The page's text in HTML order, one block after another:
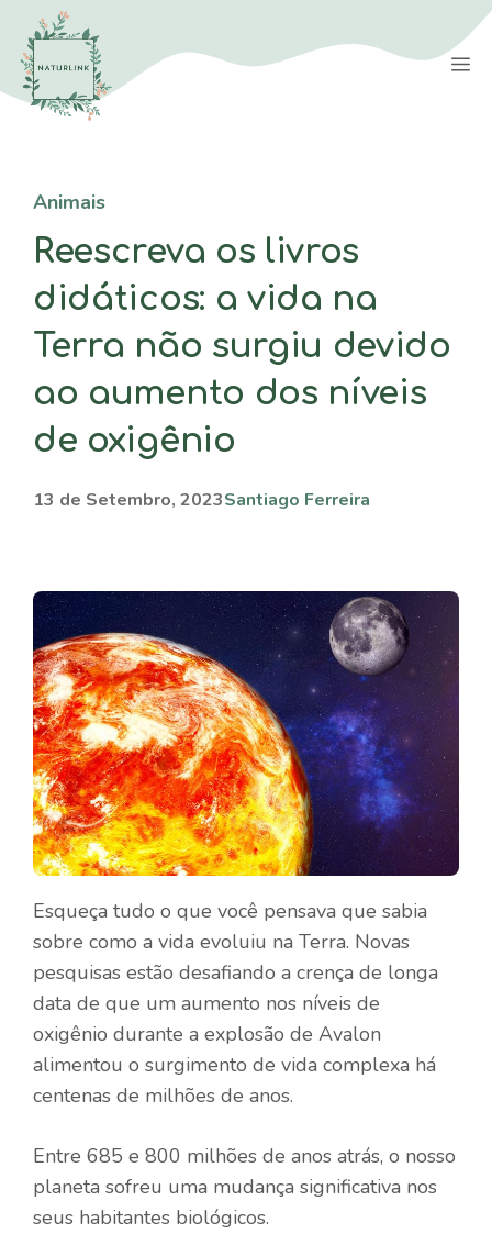
Saltar
para
conteúdo
Animais
Reescreva os livros
didáticos: a vida na
Terra não surgiu devido
ao aumento dos níveis
de oxigênio
13 de Setembro, 2023Santiago Ferreira
Esqueça tudo o que você pensava que sabia
sobre como a vida evoluiu na Terra. Novas
pesquisas estão desafiando a crença de longa
data de que um aumento nos níveis de
oxigênio durante a explosão de Avalon
alimentou o surgimento de vida complexa há
centenas de milhões de anos.
Entre 685 e 800 milhões de anos atrás, o nosso
planeta sofreu uma mudança significativa nos
seus habitantes biológicos.